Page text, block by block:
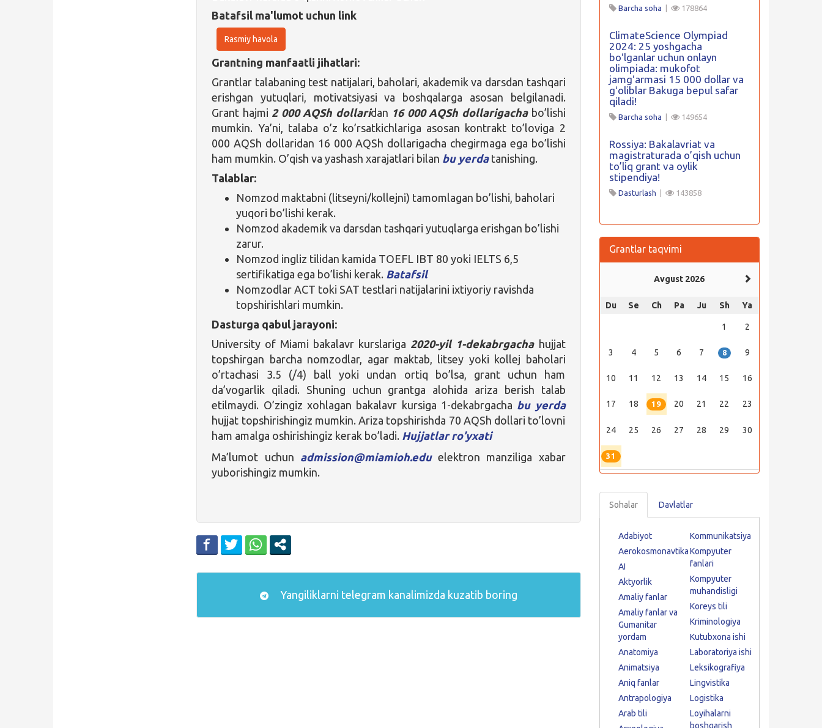
Batafsil ma'lumot uchun link
Rasmiy havola
Grantning manfaatli jihatlari:
Grantlar talabaning test natijalari, baholari, akademik va darsdan tashqari
erishgan yutuqlari, motivatsiyasi va boshqalarga asosan belgilanadi.
Grant hajmi 2 000 AQSh dollaridan 16 000 AQSh dollarigacha bo’lishi
mumkin. Ya’ni, talaba o’z ko’rsatkichlariga asosan kontrakt to’loviga 2
000 AQSh dollaridan 16 000 AQSh dollarigacha chegirmaga ega bo’lishi
ham mumkin. O’qish va yashash xarajatlari bilan bu yerda tanishing.
Talablar:
Nomzod maktabni (litseyni/kollejni) tamomlagan bo’lishi, baholari
yuqori bo’lishi kerak.
Nomzod akademik va darsdan tashqari yutuqlarga erishgan bo’lishi
zarur.
Nomzod ingliz tilidan kamida TOEFL IBT 80 yoki IELTS 6,5
sertifikatiga ega bo’lishi kerak. Batafsil
Nomzodlar ACT toki SAT testlari natijalarini ixtiyoriy ravishda
topshirishlari mumkin.
Dasturga qabul jarayoni:
University of Miami bakalavr kurslariga 2020-yil 1-dekabrgacha hujjat
topshirgan barcha nomzodlar, agar maktab, litsey yoki kollej baholari
o’rtachasi 3.5 (/4) ball yoki undan ortiq bo’lsa, grant uchun ham
da’vogarlik qiladi. Shuning uchun grantga alohida ariza berish talab
etilmaydi. O’zingiz xohlagan bakalavr kursiga 1-dekabrgacha bu yerda
hujjat topshirishingiz mumkin. Ariza topshirishda 70 AQSh dollari to’lovni
ham amalga oshirishingiz kerak bo’ladi. Hujjatlar ro’yxati
Ma’lumot uchun admission@miamioh.eduelektron manziliga xabar
yuborishingiz mumkin.
Yangiliklarni telegram kanalimizda kuzatib boring
Barcha soha 178864
ClimateScience Olympiad
2024: 25 yoshgacha
boʻlganlar uchun onlayn
olimpiada: mukofot
jamgʻarmasi 15 000 dollar va
gʻoliblar Bakuga bepul safar
qiladi!
Barcha soha 149654
Rossiya: Bakalavriat va
magistraturada o’qish uchun
to’liq grant va oylik
stipendiya!
Dasturlash 143858
Grantlar taqvimi
Avgust 2026
Du Se Ch Pa Ju Sh Ya
1 2
3 4 5 6 7 8 9
10 11 12 13 14 15 16
17 18 19 20 21 22 23
24 25 26 27 28 29 30
31
Sohalar Davlatlar
Adabiyot
Aerokosmonavtika
AI
Aktyorlik
Amaliy fanlar
Amaliy fanlar va
Gumanitar
yordam
Anatomiya
Animatsiya
Aniq fanlar
Antrapologiya
Arab tili
Kommunikatsiya
Kompyuter
fanlari
Kompyuter
muhandisligi
Koreys tili
Kriminologiya
Kutubxona ishi
Laboratoriya ishi
Leksikografiya
Lingvistika
Logistika
Loyihalarni
boshqarish